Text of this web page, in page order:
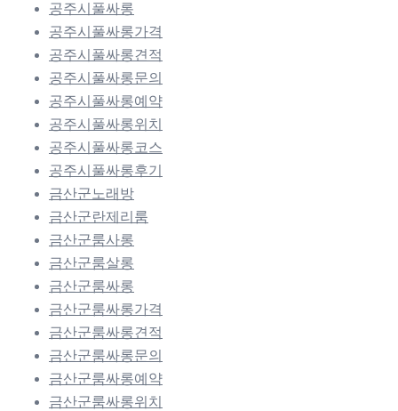
공주시풀싸롱
공주시풀싸롱가격
공주시풀싸롱견적
공주시풀싸롱문의
공주시풀싸롱예약
공주시풀싸롱위치
공주시풀싸롱코스
공주시풀싸롱후기
금산군노래방
금산군란제리룸
금산군룸사롱
금산군룸살롱
금산군룸싸롱
금산군룸싸롱가격
금산군룸싸롱견적
금산군룸싸롱문의
금산군룸싸롱예약
금산군룸싸롱위치